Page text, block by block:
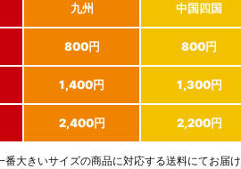
九州 中国四国
800円 800円
1,400円 1,300円
2,400円 2,200円
大きいサイズの商品に対応する送料にてお届け